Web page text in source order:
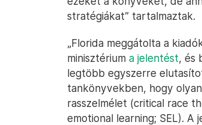
stratégiákat” tartalmaztak.
„Florida meggátolta a
minisztérium a jelentést, és
legtöbb egyszerre
tankönyvekben, hogy
rasszelmélet (critical race
emotional learning; SEL).